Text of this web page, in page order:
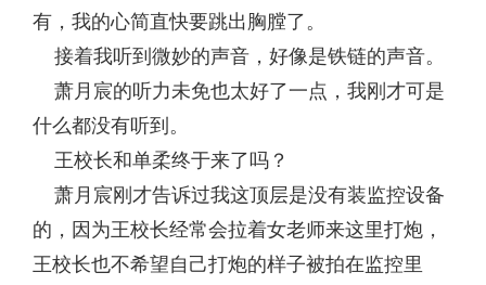
有，我的心简直快要跳出胸膛了。
接着我听到微妙的声音，好像是铁链的声音。
萧月宸的听力未免也太好了一点，我刚才可是
什么都没有听到。
王校长和单柔终于来了吗？
萧月宸刚才告诉过我这顶层是没有装监控设备
的，因为王校长经常会拉着女老师来这里打炮，
王校长也不希望自己打炮的样子被拍在监控里